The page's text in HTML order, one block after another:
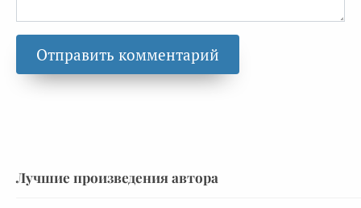
Лучшие произведения автора